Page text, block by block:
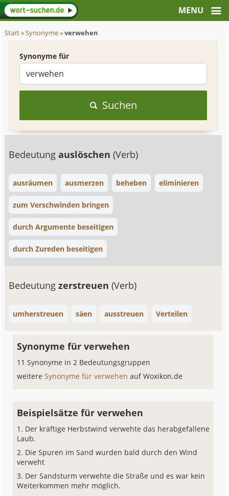
Start»Synonyme»verwehen
Synonyme für
Suchen
Bedeutungauslöschen(Verb)
ausräumen ausmerzen beheben eliminieren
zum Verschwinden bringen
durch Argumente beseitigen
durch Zureden beseitigen
Bedeutungzerstreuen(Verb)
umherstreuen säen ausstreuen Verteilen
Synonyme für verwehen
11 Synonyme in 2 Bedeutungsgruppen
weitereSynonyme für verwehenauf Woxikon.de
Beispielsätze für verwehen
Der kräftige Herbstwind verwehte das herabgefallene
Laub.
Die Spuren im Sand wurden bald durch den Wind
verweht
Der Sandsturm verwehte die Straße und es war kein
Weiterkommen mehr möglich.